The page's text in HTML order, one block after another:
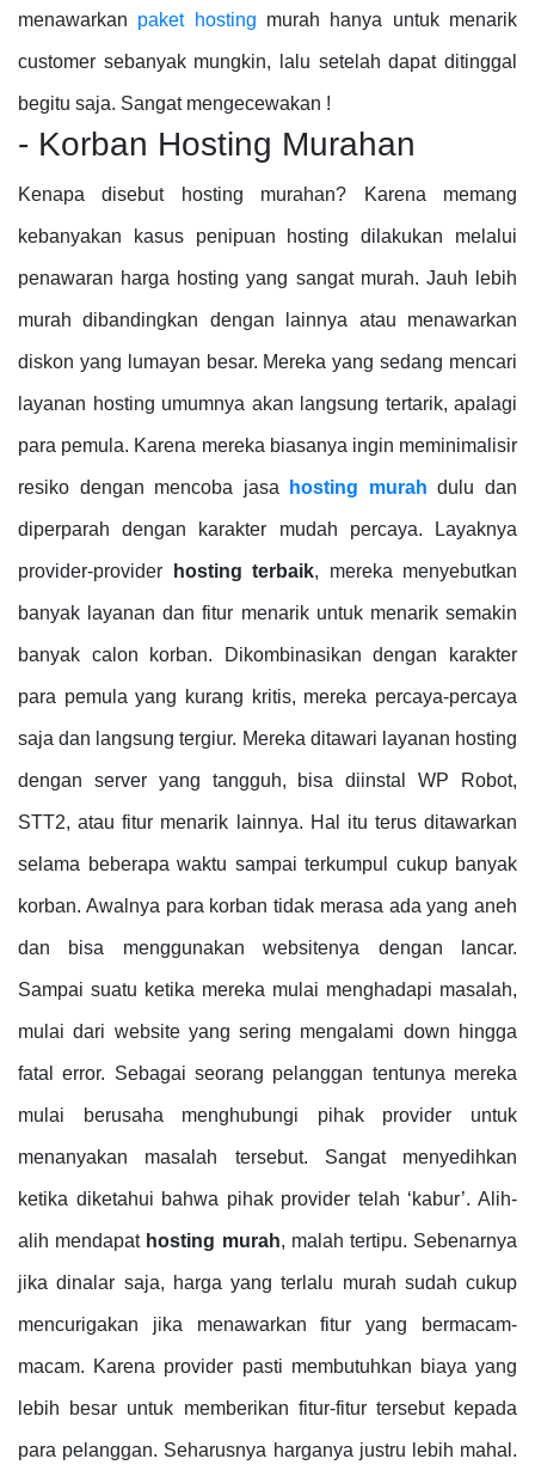
menawarkan paket hosting murah hanya untuk menarik
customer sebanyak mungkin, lalu setelah dapat ditinggal
begitu saja. Sangat mengecewakan !
- Korban Hosting Murahan
Kenapa disebut hosting murahan? Karena memang
kebanyakan kasus penipuan hosting dilakukan melalui
penawaran harga hosting yang sangat murah. Jauh lebih
murah dibandingkan dengan lainnya atau menawarkan
diskon yang lumayan besar. Mereka yang sedang mencari
layanan hosting umumnya akan langsung tertarik, apalagi
para pemula. Karena mereka biasanya ingin meminimalisir
resiko dengan mencoba jasa hosting murah dulu dan
diperparah dengan karakter mudah percaya. Layaknya
provider-provider hosting terbaik, mereka menyebutkan
banyak layanan dan fitur menarik untuk menarik semakin
banyak calon korban. Dikombinasikan dengan karakter
para pemula yang kurang kritis, mereka percaya-percaya
saja dan langsung tergiur. Mereka ditawari layanan hosting
dengan server yang tangguh, bisa diinstal WP Robot,
STT2, atau fitur menarik lainnya. Hal itu terus ditawarkan
selama beberapa waktu sampai terkumpul cukup banyak
korban. Awalnya para korban tidak merasa ada yang aneh
dan bisa menggunakan websitenya dengan lancar.
Sampai suatu ketika mereka mulai menghadapi masalah,
mulai dari website yang sering mengalami down hingga
fatal error. Sebagai seorang pelanggan tentunya mereka
mulai berusaha menghubungi pihak provider untuk
menanyakan masalah tersebut. Sangat menyedihkan
ketika diketahui bahwa pihak provider telah ‘kabur’. Alih-
alih mendapat hosting murah, malah tertipu. Sebenarnya
jika dinalar saja, harga yang terlalu murah sudah cukup
mencurigakan jika menawarkan fitur yang bermacam-
macam. Karena provider pasti membutuhkan biaya yang
lebih besar untuk memberikan fitur-fitur tersebut kepada
para pelanggan. Seharusnya harganya justru lebih mahal.